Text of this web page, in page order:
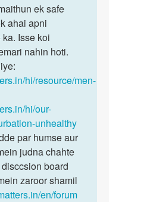
ek safe
ahai apni
Isse koi
nahin hoti.
hi/resource/men-
hi/our-
unhealthy
par humse aur
judna chahte
board
zaroor shamil
en/forum